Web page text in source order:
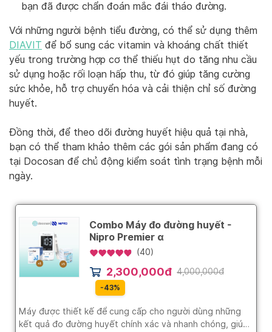
bạn đã được chẩn đoán mắc đái tháo đường.
Với những người bệnh tiểu đường, có thể sử dụng thêm
DIAVIT để bổ sung các vitamin và khoáng chất thiết
yếu trong trường hợp cơ thể thiếu hụt do tăng nhu cầu
sử dụng hoặc rối loạn hấp thu, từ đó giúp tăng cường
sức khỏe, hỗ trợ chuyển hóa và cải thiện chỉ số đường
huyết.
Đồng thời, để theo dõi đường huyết hiệu quả tại nhà,
bạn có thể tham khảo thêm các gói sản phẩm đang có
tại Docosan để chủ động kiểm soát tình trạng bệnh mỗi
ngày.